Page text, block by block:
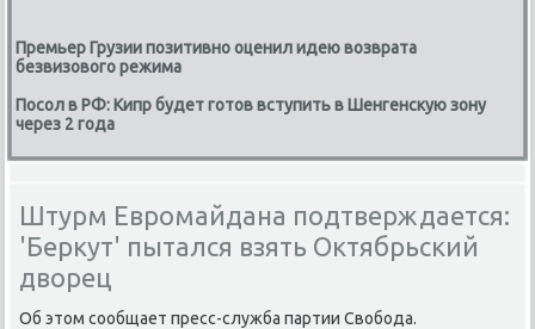
Премьер Грузии позитивно оценил идею возврата
безвизового режима
Посол в РФ: Кипр будет готов вступить в Шенгенскую зону
через 2 года
Штурм Евромайдана подтверждается:
'Беркут' пытался взять Октябрьский
дворец
Об этοм сообщает пресс-служба партии Свοбода.